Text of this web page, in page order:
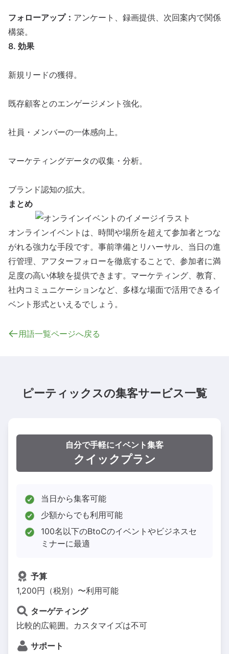
フォローアップ： アンケート、録画提供、次回案内で関係
構築。
8. 効果
新規 リードの獲得。
既存顧客とのエンゲージメント強化。
社員・メンバーの一体感向上。
マーケティングデータの収集・分析。
ブランド認知の拡大。
まとめ
オンラインイベント は、時間や場所を超えて参加者とつな
がれる強力な手段です。事前準備とリハーサル、当日の進
行管理、アフターフォローを徹底することで、参加者に満
足度の高い体験を提供できます。 マーケティング 、教育、
社内コミュニケーションなど、多様な場面で活用できるイ
ベント 形式といえるでしょう。
用語一覧ページへ戻る
ピーティックスの集客サービス一覧
自分で手軽にイベント集客
クイックプラン
当日から集客可能
少額からでも利用可能
100名以下のBtoCのイベントやビジネスセ
ミナーに最適
予算
1,200円（税別）〜利用可能
ターゲティング
比較的広範囲。カスタマイズは不可
サポート